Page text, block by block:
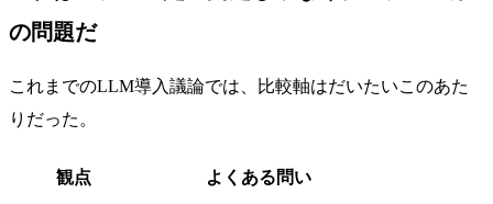
の問題だ
これまでのLLM導入議論では、比較軸はだいたいこのあた
りだった。
観点
よくある問い